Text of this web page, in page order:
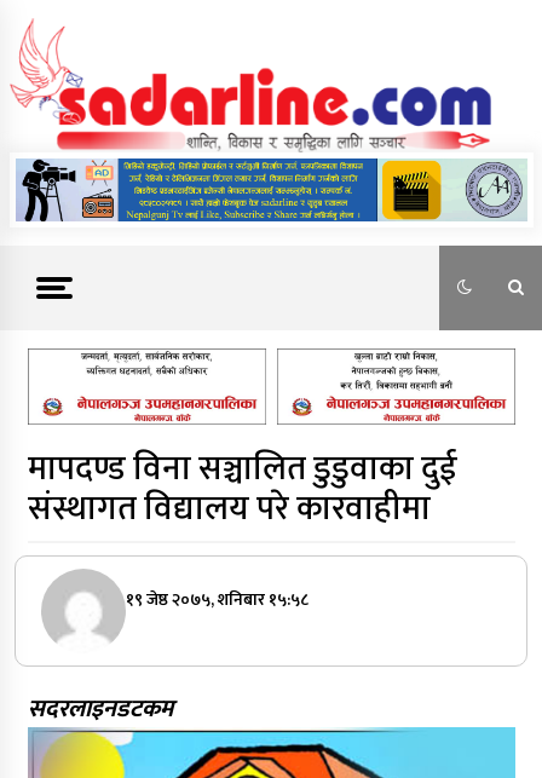
content
News For Nepal
मापदण्ड विना सञ्चालित डुडुवाका दुई
संस्थागत विद्यालय परे कारवाहीमा
१९ जेष्ठ २०७५, शनिबार १५:५८
सदरलाइनडटकम